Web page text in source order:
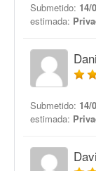
Submetido: 14/
estimada:
Submetido: 14/
estimada: